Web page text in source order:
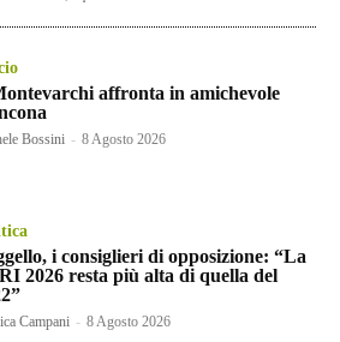
affronta in amichevole
Bossini - 8 Agosto 2026
i consiglieri di opposizione: “La
2026 resta più alta di quella del
Campani - 8 Agosto 2026